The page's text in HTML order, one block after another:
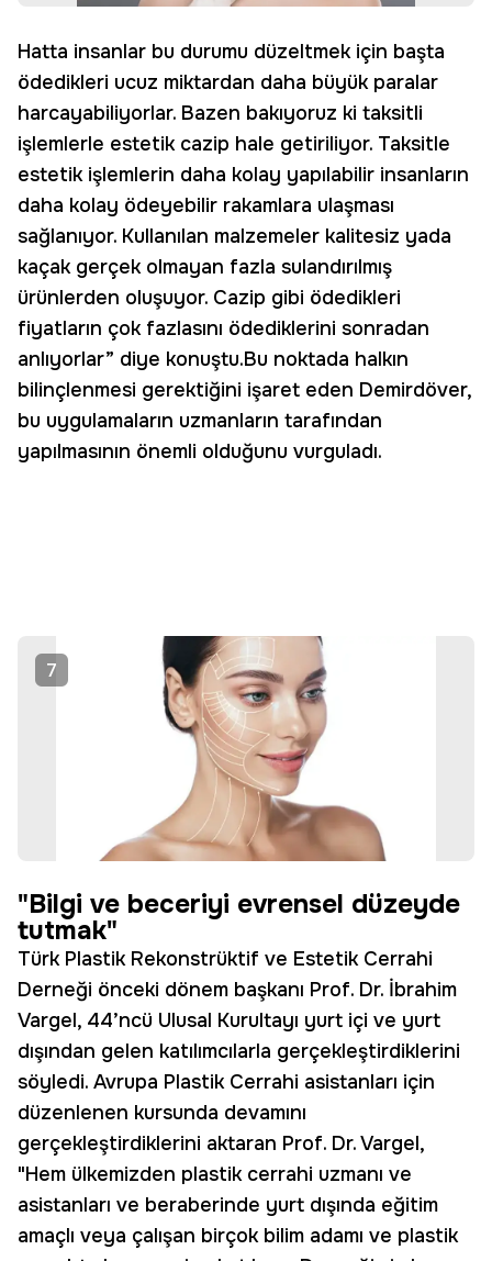
Hatta insanlar bu durumu düzeltmek için başta
ödedikleri ucuz miktardan daha büyük paralar
harcayabiliyorlar. Bazen bakıyoruz ki taksitli
işlemlerle estetik cazip hale getiriliyor. Taksitle
estetik işlemlerin daha kolay yapılabilir insanların
daha kolay ödeyebilir rakamlara ulaşması
sağlanıyor. Kullanılan malzemeler kalitesiz yada
kaçak gerçek olmayan fazla sulandırılmış
ürünlerden oluşuyor. Cazip gibi ödedikleri
fiyatların çok fazlasını ödediklerini sonradan
anlıyorlar” diye konuştu.Bu noktada halkın
bilinçlenmesi gerektiğini işaret eden Demirdöver,
bu uygulamaların uzmanların tarafından
yapılmasının önemli olduğunu vurguladı.
7
"Bilgi ve beceriyi evrensel düzeyde
tutmak"
Türk Plastik Rekonstrüktif ve Estetik Cerrahi
Derneği önceki dönem başkanı Prof. Dr. İbrahim
Vargel, 44’ncü Ulusal Kurultayı yurt içi ve yurt
dışından gelen katılımcılarla gerçekleştirdiklerini
söyledi. Avrupa Plastik Cerrahi asistanları için
düzenlenen kursunda devamını
gerçekleştirdiklerini aktaran Prof. Dr. Vargel,
"Hem ülkemizden plastik cerrahi uzmanı ve
asistanları ve beraberinde yurt dışında eğitim
amaçlı veya çalışan birçok bilim adamı ve plastik